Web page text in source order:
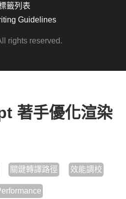
籤列表
Guidelines
rights reserved.
著手優化渲染
關鍵轉譯路徑 效能調校